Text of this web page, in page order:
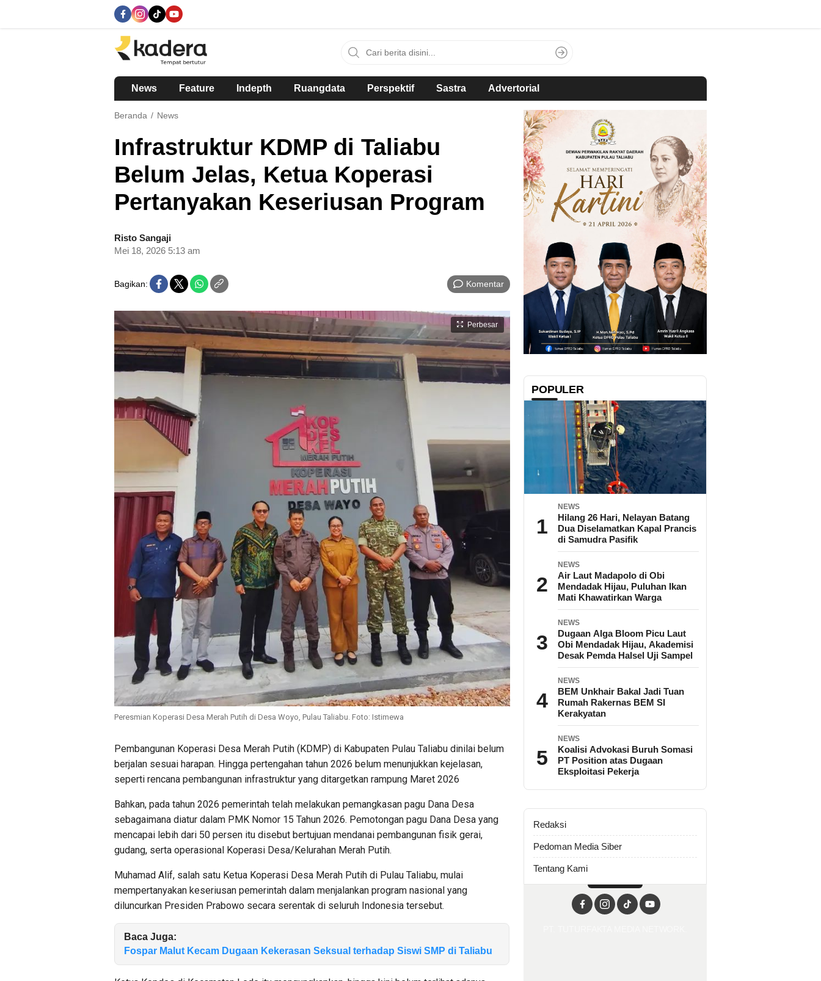
kadera.id
Tempat bertutur
News Feature Indepth Ruangdata Perspektif Sastra Advertorial
Beranda News
Infrastruktur KDMP di Taliabu
Belum Jelas, Ketua Koperasi
Pertanyakan Keseriusan Program
Risto Sangaji
Mei 18, 2026 5:13 am
Bagikan: Komentar
Perbesar
Peresmian Koperasi Desa Merah Putih di Desa Woyo, Pulau Taliabu. Foto: Istimewa
Pembangunan Koperasi Desa Merah Putih (KDMP) di Kabupaten Pulau Taliabu dinilai belum
berjalan sesuai harapan. Hingga pertengahan tahun 2026 belum menunjukkan kejelasan,
seperti rencana pembangunan infrastruktur yang ditargetkan rampung Maret 2026
Bahkan, pada tahun 2026 pemerintah telah melakukan pemangkasan pagu Dana Desa
sebagaimana diatur dalam PMK Nomor 15 Tahun 2026. Pemotongan pagu Dana Desa yang
mencapai lebih dari 50 persen itu disebut bertujuan mendanai pembangunan fisik gerai,
gudang, serta operasional Koperasi Desa/Kelurahan Merah Putih.
Muhamad Alif, salah satu Ketua Koperasi Desa Merah Putih di Pulau Taliabu, mulai
mempertanyakan keseriusan pemerintah dalam menjalankan program nasional yang
diluncurkan Presiden Prabowo secara serentak di seluruh Indonesia tersebut.
Baca Juga:
Fospar Malut Kecam Dugaan Kekerasan Seksual terhadap Siswi SMP di Taliabu
POPULER
1
NEWS
Hilang 26 Hari, Nelayan Batang
Dua Diselamatkan Kapal Prancis
di Samudra Pasifik
2
NEWS
Air Laut Madapolo di Obi
Mendadak Hijau, Puluhan Ikan
Mati Khawatirkan Warga
3
NEWS
Dugaan Alga Bloom Picu Laut
Obi Mendadak Hijau, Akademisi
Desak Pemda Halsel Uji Sampel
4
NEWS
BEM Unkhair Bakal Jadi Tuan
Rumah Rakernas BEM SI
Kerakyatan
5
NEWS
Koalisi Advokasi Buruh Somasi
PT Position atas Dugaan
Eksploitasi Pekerja
Redaksi
Pedoman Media Siber
Tentang Kami